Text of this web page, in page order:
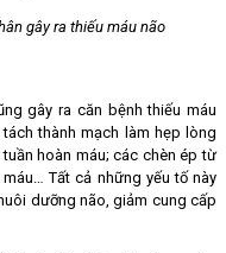
gây ra thiếu máu não
gây ra căn bệnh thiếu máu
thành mạch làm hẹp lòng
hoàn máu; các chèn ép từ
Tất cả những yếu tố này
dưỡng não, giảm cung cấp